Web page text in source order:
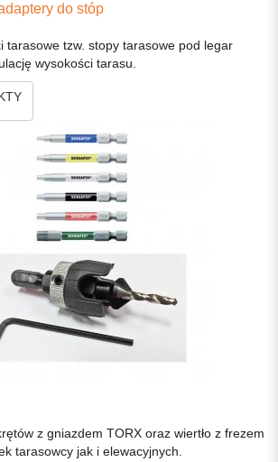
do stóp
tarasowe tzw. stopy tarasowe pod legar
wysokości tarasu.
z gniazdem TORX oraz wiertło z frezem
tarasowcy jak i elewacyjnych.